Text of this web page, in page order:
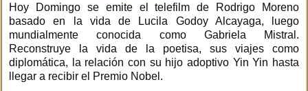
Hoy Domingo se emite el telefilm de Rodrigo Moreno
basado en la vida de Lucila Godoy Alcayaga, luego
mundialmente conocida como Gabriela Mistral.
Reconstruye la vida de la poetisa, sus viajes como
diplomática, la relación con su hijo adoptivo Yin Yin hasta
llegar a recibir el Premio Nobel.